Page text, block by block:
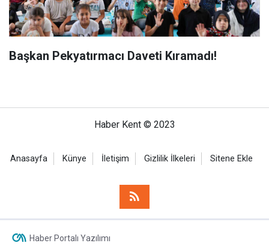
Başkan Pekyatırmacı Daveti Kıramadı!
Haber Kent © 2023
Anasayfa Künye İletişim Gizlilik İlkeleri Sitene Ekle
Haber Portalı Yazılımı